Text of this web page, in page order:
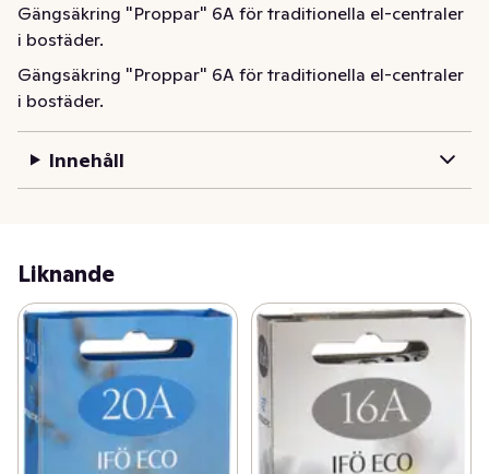
Gängsäkring "Proppar" 6A för traditionella el-centraler
i bostäder.
Gängsäkring "Proppar" 6A för traditionella el-centraler
i bostäder.
Innehåll
Liknande